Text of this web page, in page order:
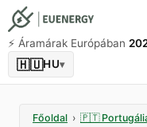
⚡️ Áramárak Európában
🇭🇺HU▾
Főoldal › 🇵🇹